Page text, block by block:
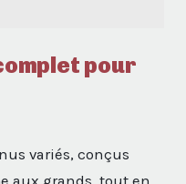
pour
variés, conçus